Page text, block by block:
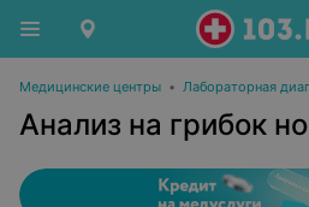
Медицинские центры • Лабораторная
Анализ на грибок